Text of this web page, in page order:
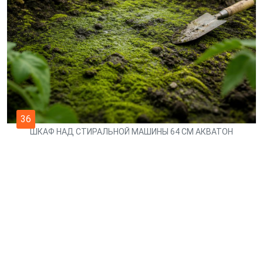
36
ШКАФ НАД СТИРАЛЬНОЙ МАШИНЫ 64 СМ АКВАТОН